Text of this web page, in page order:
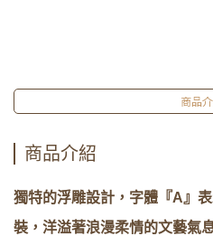
商品
商品介紹
獨特的浮雕設計，字體『A』
裝，洋溢著浪漫柔情的文藝氣